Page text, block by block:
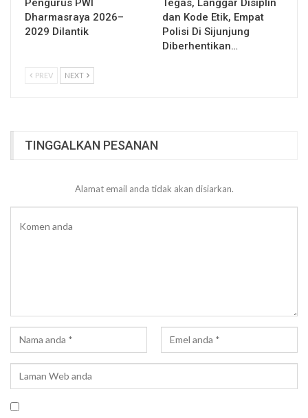
Pengurus PWI
Dharmasraya 2026–
2029 Dilantik
Tegas, Langgar Disiplin
dan Kode Etik, Empat
Polisi Di Sijunjung
Diberhentikan…
PREV NEXT
TINGGALKAN PESANAN
Alamat email anda tidak akan disiarkan.